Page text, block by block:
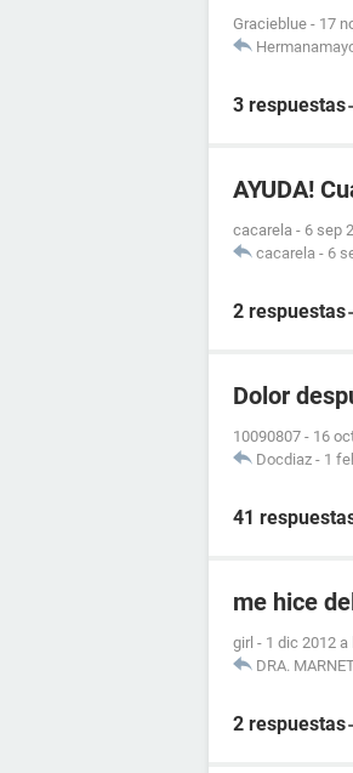
Gracieblue - 17
3 respuestas
AYUDA!
cacarela - 6 sep
cacarela - 6
2 respuestas
Dolor
10090807 - 16
Docdiaz - 1
41
me hice
girl - 1 dic 2012 a
DRA.
2 respuestas